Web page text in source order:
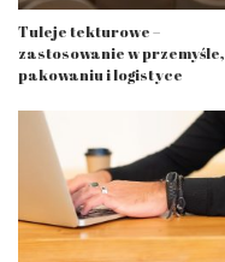
Tuleje tekturowe –
zastosowanie w przemyśle,
pakowaniu i logistyce